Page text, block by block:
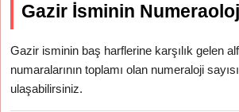
Gazir İsminin
Gazir isminin baş harflerine karşılık gelen
numaralarının toplamı olan numeraloji
ulaşabilirsiniz.